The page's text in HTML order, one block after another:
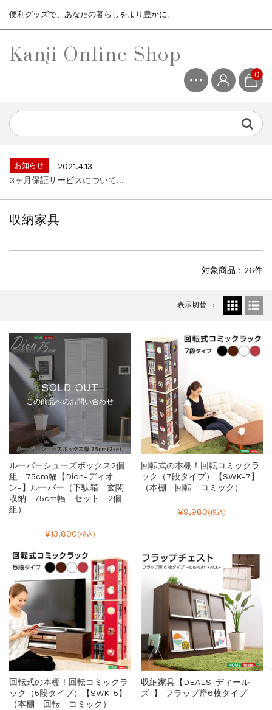
便利グッズで、あなたの暮らしをより豊かに。
Kanji Online Shop 0
お知らせ
2021.2.13
お知らせ
2021.4.13
3ヶ月保証サービスについて...
お知らせ
2021.4.13
お知らせ
2021.2.13
収納家具
対象商品：26件
表示切替
SOLD OUT
この商品へのお問い合わせ
ルーバーシューズボックス2個
組 75cm幅【Dion-ディオ
ン-】ルーバー（下駄箱 玄関
収納 75cm幅 セット 2個
組）
¥13,800(税込)
回転式の本棚！回転コミックラ
ック（7段タイプ）【SWK-7】
（本棚 回転 コミック）
¥9,980(税込)
回転式の本棚！回転コミックラ
ック（5段タイプ）【SWK-5】
（本棚 回転 コミック）
収納家具【DEALS-ディール
ズ-】 フラップ扉6枚タイプ